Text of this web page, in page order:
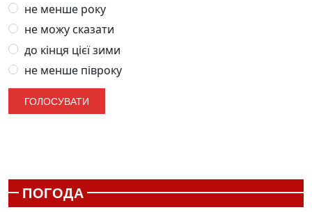
не менше року
не можу сказати
до кінця цієї зими
не менше півроку
ПОГОДА